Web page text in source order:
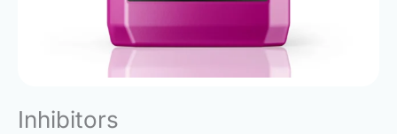
Inhibitors